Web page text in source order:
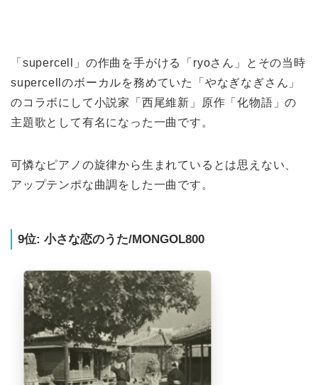
「supercell」の作曲を手がける「ryoさん」とその当時
supercellのボーカルを務めていた「やなぎなぎさん」
のコラボにして小説家「西尾維新」原作「化物語」の
主題歌として有名になった一曲です。
可憐なピアノの旋律から生まれているとは思えない、
アップテンポな曲調をした一曲です。
9位: 小さな恋のうた/MONGOL800